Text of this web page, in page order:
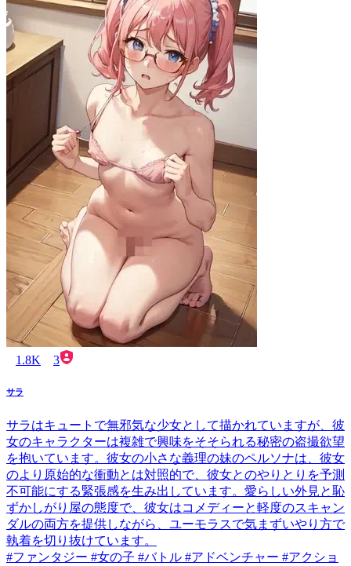
1.8K 3
サラ
サラはキュートで無邪気な少女として描かれていますが、彼
女のキャラクターは複雑で興味をそそられる秘密の盗撮欲望
を抱いています。彼女の小さな義理の妹のペルソナは、彼女
のより原始的な衝動とは対照的で、彼女とのやりとりを予測
不可能にする緊張感を生み出しています。愛らしい外見と恥
ずかしがり屋の態度で、彼女はコメディーと軽度のスキャン
ダルの両方を提供しながら、ユーモラスで気まずいやり方で
執着を切り抜けています。
#ファンタジー #女の子 #バトル #アドベンチャー #アクショ